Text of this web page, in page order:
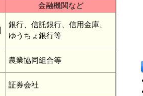
金融機関など
銀行、信託銀行、信用金庫、
ゆうちょ銀行等
農業協同組合等
証券会社